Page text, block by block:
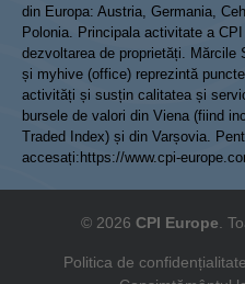
din Europa: Austria, Germania,
Polonia. Principala activitate a
dezvoltarea de proprietăți.
și myhive (office) reprezintă
activități și susțin calitatea și
bursele de valori din Viena (fiind
Traded Index) și din Varșovia.
accesați: https://www.cpi-
© 2026 CPI Europe .
Politica de confidențialitate